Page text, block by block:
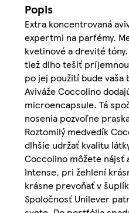
Popis
Extra koncentrovaná
expertmi na parfémy.
kvetinové a drevité
tiež dlho tešiť príjemnou
po jej použití bude vaša
Aviváže Coccolino
microencapsule. Tá
nosenia pozvoľne
Roztomilý medvedík
dlhšie udržať kvalitu
Coccolino môžete nájsť
Intense, pri žehlení
krásne prevoňať v
Spoločnosť Unilever